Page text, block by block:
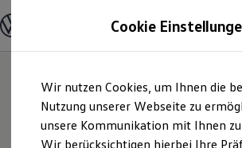
Hauptinhalt
springen
Footer
springen
Modelle & Konfigurator
Nutzfahrzeugkategorien
Modelle konfigurieren
Vorgängermodelle und Oldtimer
Vorgängermodelle
Oldtimer
Bulli Historie
Autohaus
Cookie
Wir nutzen Cookies, um Ihnen die
Nutzung unserer Webseite zu
unsere Kommunikation mit Ihnen
Wir berücksichtigen hierbei Ihre